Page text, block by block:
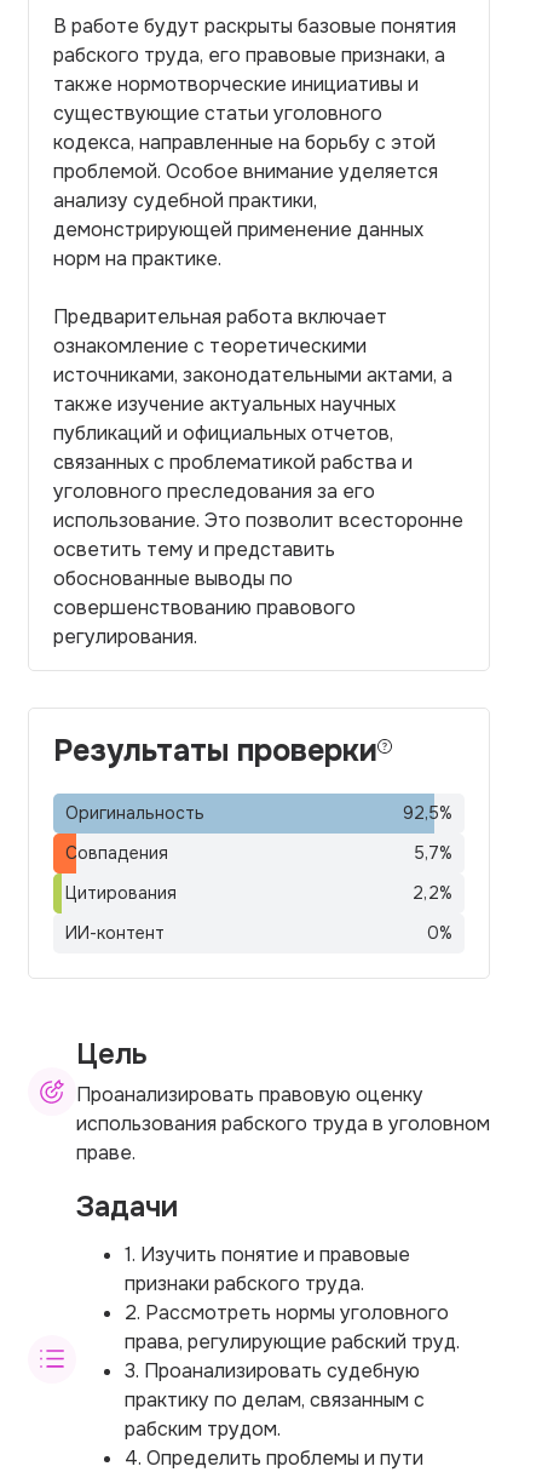
В работе будут раскрыты базовые понятия
рабского труда, его правовые признаки, а
также нормотворческие инициативы и
существующие статьи уголовного
кодекса, направленные на борьбу с этой
проблемой. Особое внимание уделяется
анализу судебной практики,
демонстрирующей применение данных
норм на практике.
Предварительная работа включает
ознакомление с теоретическими
источниками, законодательными актами, а
также изучение актуальных научных
публикаций и официальных отчетов,
связанных с проблематикой рабства и
уголовного преследования за его
использование. Это позволит всесторонне
осветить тему и представить
обоснованные выводы по
совершенствованию правового
регулирования.
Результаты проверки
Оригинальность 92,5%
Совпадения
5,7%
Цитирования
2,2%
ИИ-контент
0%
Цель
Проанализировать правовую оценку
использования рабского труда в уголовном
праве.
Задачи
1. Изучить понятие и правовые
признаки рабского труда.
2. Рассмотреть нормы уголовного
права, регулирующие рабский труд.
3. Проанализировать судебную
практику по делам, связанным с
рабским трудом.
4. Определить проблемы и пути